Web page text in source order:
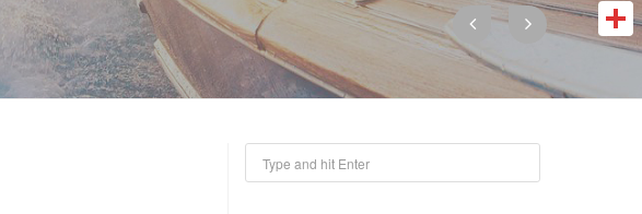
Email
Share